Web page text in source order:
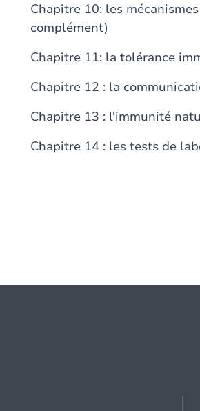
Chapitre 10: les
complément)
Chapitre 11: la tolérance
Chapitre 12 : la
Chapitre 13 : l'immunité
Chapitre 14 : les tests de